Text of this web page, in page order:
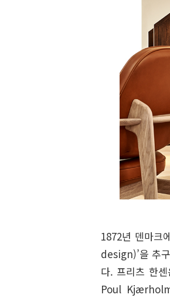
1872년 덴마크
design)’을 추
다. 프리츠 한
Poul